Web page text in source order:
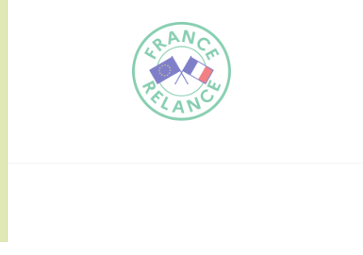
FR